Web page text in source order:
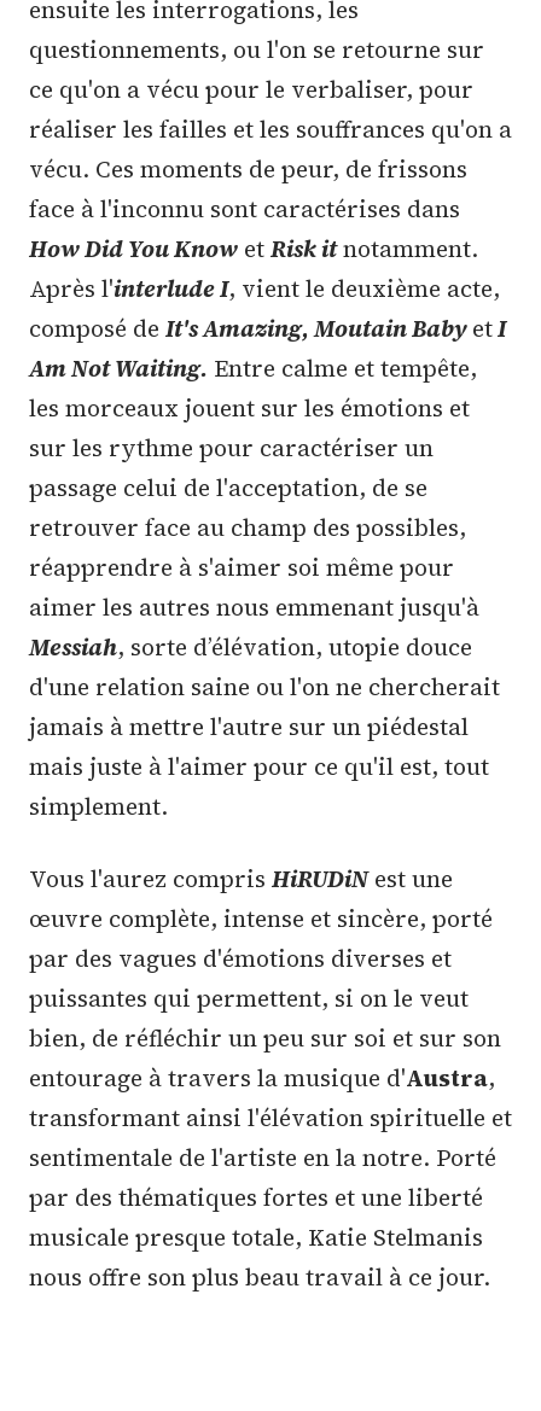
ensuite les interrogations, les
questionnements, ou l'on se retourne sur
ce qu'on a vécu pour le verbaliser, pour
réaliser les failles et les souffrances qu'on a
vécu. Ces moments de peur, de frissons
face à l'inconnu sont caractérises dans
How Did You Know etRisk itnotamment.
Après l'interlude I, vient le deuxième acte,
composé de It's Amazing, Moutain BabyetI
Am Not Waiting. Entre calme et tempête,
les morceaux jouent sur les émotions et
sur les rythme pour caractériser un
passage celui de l'acceptation, de se
retrouver face au champ des possibles,
réapprendre à s'aimer soi même pour
aimer les autres nous emmenant jusqu'à
Messiah, sorte d’élévation, utopie douce
d'une relation saine ou l'on ne chercherait
jamais à mettre l'autre sur un piédestal
mais juste à l'aimer pour ce qu'il est, tout
simplement.
Vous l'aurez compris HiRUDiNest une
œuvre complète, intense et sincère, porté
par des vagues d'émotions diverses et
puissantes qui permettent, si on le veut
bien, de réfléchir un peu sur soi et sur son
entourage à travers la musique d'Austra,
transformant ainsi l'élévation spirituelle et
sentimentale de l'artiste en la notre. Porté
par des thématiques fortes et une liberté
musicale presque totale, Katie Stelmanis
nous offre son plus beau travail à ce jour.